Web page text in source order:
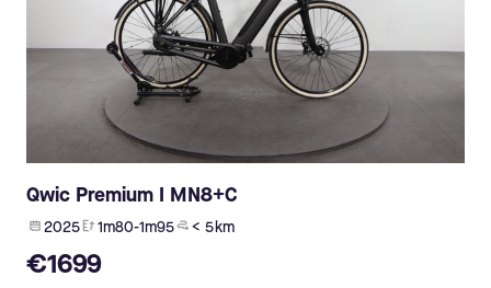
Qwic Premium I MN8+C
2025 1m80-1m95 < 5 km
€1699